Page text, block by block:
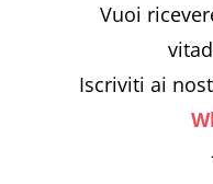
Vuoi
Iscriviti ai